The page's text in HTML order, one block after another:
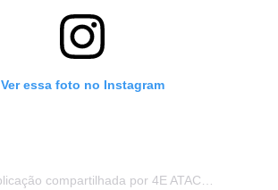
Ver essa foto no Instagram